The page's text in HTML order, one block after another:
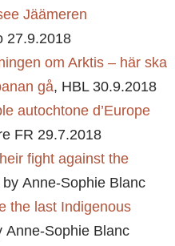
Jäämeren
27.9.2018
om Arktis – här ska
gå, HBL 30.9.2018
autochtone d’Europe
FR 29.7.2018
fight against the
by Anne-Sophie Blanc
the last Indigenous
Anne-Sophie Blanc